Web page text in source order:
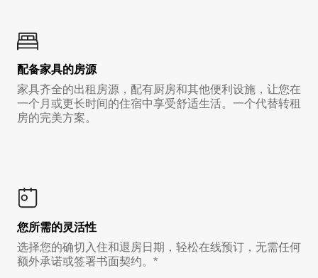
配备家具的房源
家具齐全的出租房源，配有厨房和其他便利设施，让您在
一个月或更长时间的住宿中享受舒适生活。一个代替转租
房的完美方案。
您所需的灵活性
选择您的确切入住和退房日期，轻松在线预订，无需任何
额外承诺或签署书面契约。*